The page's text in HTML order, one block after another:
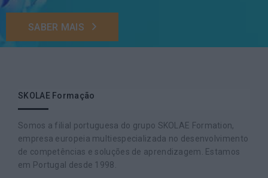
SABER MAIS
SKOLAE Formação
Somos a filial portuguesa do grupo SKOLAE Formation,
empresa europeia multiespecializada no desenvolvimento
de competências e soluções de aprendizagem. Estamos
em Portugal desde 1998.